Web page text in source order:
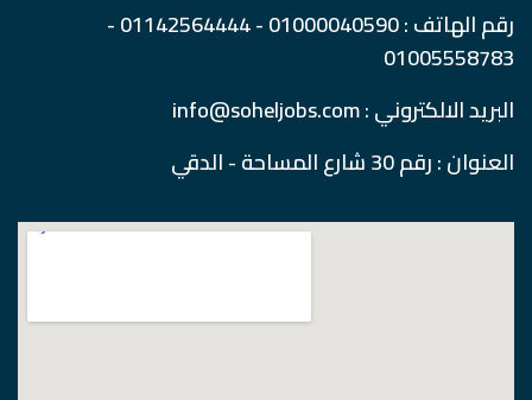
رقم الهاتف : 01000040590 - 01142564444 -
01005558783
البريد الالكتروني : info@soheljobs.com
العنوان : رقم 30 شارع المساحة - الدقي